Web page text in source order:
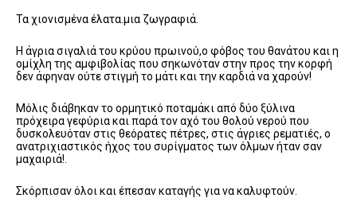
Τα χιονισμένα έλατα.μια ζωγραφιά.
Η άγρια σιγαλιά του κρύου πρωινού,ο φόβος του θανάτου και η
ομίχλη της αμφιβολίας που σηκωνόταν στην προς την κορφή
δεν άφηναν ούτε στιγμή το μάτι και την καρδιά να χαρούν!
Μόλις διάβηκαν το ορμητικό ποταμάκι από δύο ξύλινα
πρόχειρα γεφύρια και παρά τον αχό του θολού νερού που
δυσκολευόταν στις θεόρατες πέτρες, στις άγριες ρεματιές, ο
ανατριχιαστικός ήχος του συρίγματος των όλμων ήταν σαν
μαχαιριά!.
Σκόρπισαν όλοι και έπεσαν καταγής για να καλυφτούν.